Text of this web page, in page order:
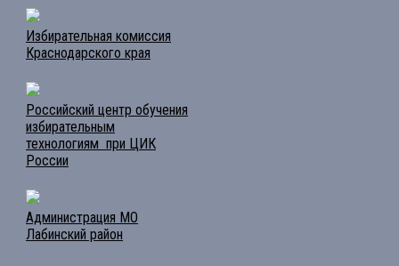
Избирательная комиссия
Краснодарского края
Российский центр обучения
избирательным
технологиям при ЦИК
России
Администрация МО
Лабинский район